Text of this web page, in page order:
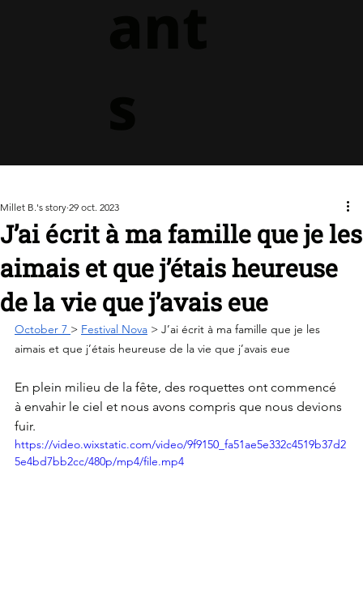
J’ai écrit à ma famille que je les
aimais et que j’étais heureuse
de la vie que j’avais eue
Millet B.'s story 29 oct. 2023
October 7 > Festival Nova > J’ai écrit à ma famille que je les
aimais et que j’étais heureuse de la vie que j’avais eue
En plein milieu de la fête, des roquettes ont commencé
à envahir le ciel et nous avons compris que nous devions
fuir.
https://video.wixstatic.com/video/9f9150_fa51ae5e332c4519b37d2
5e4bd7bb2cc/480p/mp4/file.mp4